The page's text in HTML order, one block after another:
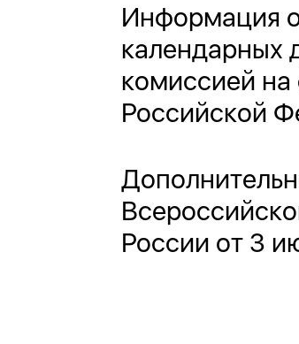
Информация о
календарных
комиссией
Российской
России от 3